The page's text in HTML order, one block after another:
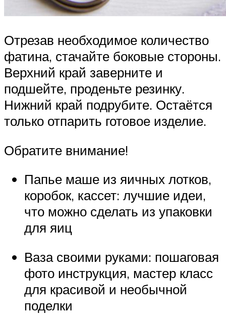
Отрезав необходимое количество
фатина, стачайте боковые стороны.
Верхний край заверните и
подшейте, проденьте резинку.
Нижний край подрубите. Остаётся
только отпарить готовое изделие.
Обратите внимание!
Папье маше из яичных лотков,
коробок, кассет: лучшие идеи,
что можно сделать из упаковки
для яиц
Ваза своими руками: пошаговая
фото инструкция, мастер класс
для красивой и необычной
поделки